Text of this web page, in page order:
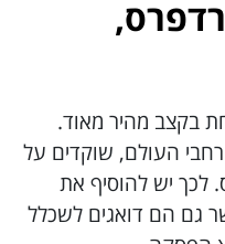
בקצב מהיר מאוד.
העולם, שוקדים על
לכך יש להוסיף את
גם הם דואגים לשכלל